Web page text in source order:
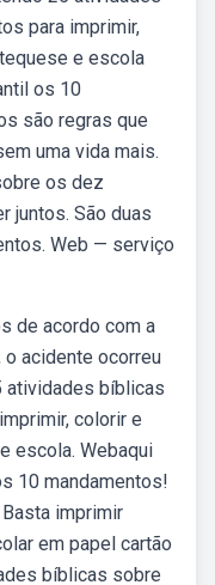
para imprimir,
e escola
os 10
são regras que
uma vida mais.
os dez
juntos. São duas
Web — serviço
de acordo com a
acidente ocorreu
atividades bíblicas
colorir e
escola. Webaqui
10 mandamentos!
imprimir
em papel cartão
bíblicas sobre